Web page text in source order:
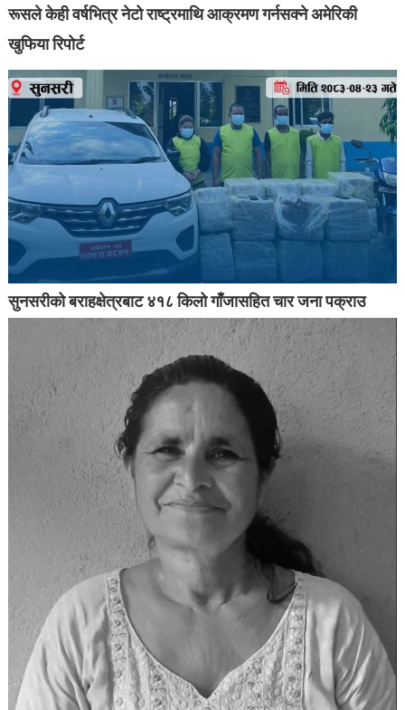
रूसले केही वर्षभित्र नेटो राष्ट्रमाथि आक्रमण गर्नसक्ने अमेरिकी
खुफिया रिपोर्ट
सुनसरीको बराहक्षेत्रबाट ४१८ किलो गाँजासहित चार जना पक्राउ